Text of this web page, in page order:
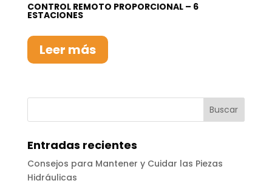
CONTROL REMOTO PROPORCIONAL – 6
ESTACIONES
Leer más
Entradas recientes
Consejos para Mantener y Cuidar las Piezas
Hidráulicas